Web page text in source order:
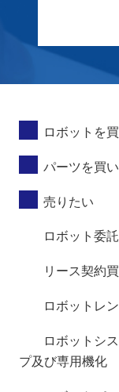
ロボットを
パーツを買
売りたい
ロボット委
リース契約
ロボットレ
ロボットシ
プ及び専用機化